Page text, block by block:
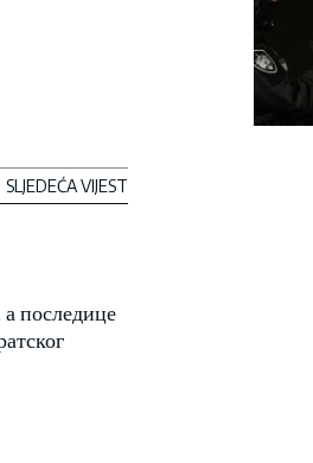
SLJEDEĆA VIJEST
а последице